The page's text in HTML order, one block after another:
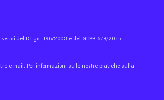
del D.Lgs. 196/2003 e del GDPR 679/2016
e-mail. Per informazioni sulle nostre pratiche sulla